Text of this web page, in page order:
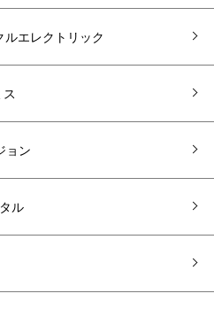
エレクトリック
ョン
ル